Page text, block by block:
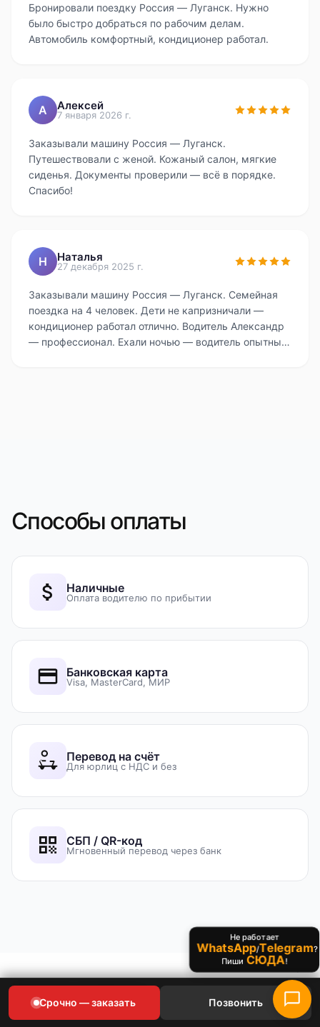
Бронировали поездку Россия — Луганск. Нужно
было быстро добраться по рабочим делам.
Автомобиль комфортный, кондиционер работал.
А Алексей
7 января 2026 г.
Заказывали машину Россия — Луганск.
Путешествовали с женой. Кожаный салон, мягкие
сиденья. Документы проверили — всё в порядке.
Спасибо!
Н Наталья
27 декабря 2025 г.
Заказывали машину Россия — Луганск. Семейная
поездка на 4 человек. Дети не капризничали —
кондиционер работал отлично. Водитель Александр
— профессионал. Ехали ночью — водитель опытный,
Способы оплаты
Наличные
Оплата водителю по прибытии
Банковская карта
Visa, MasterCard, МИР
Перевод на счёт
Для юрлиц с НДС и без
СБП / QR-код
Мгновенный перевод через банк
Частые вопросы
Срочно — заказать Позвонить
Не работает
WhatsApp/Telegram?
Пиши СЮДА!